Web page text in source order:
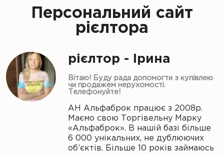
Персональний сайт
рієлтора
рієлтор - Ірина
Вітаю! Буду рада допомогти з купівлею
чи продажем нерухомості.
Телефонуйте!
АН Альфаброк працює з 2008р.
Маємо свою Торгівельну Марку
«Альфаброк». В нашій базі більше
6 000 унікальних, не дублюючих
об’єктів. Більше 10 років займаюсь